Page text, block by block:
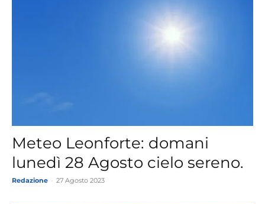
Meteo Leonforte: domani
lunedì 28 Agosto cielo sereno.
Redazione 27 Agosto 2023